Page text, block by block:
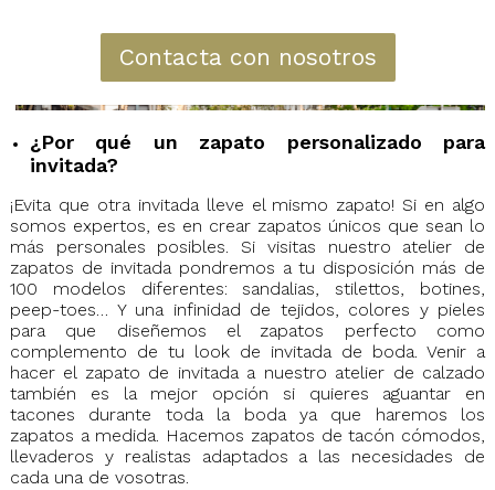
Contacta con nosotros
¿Por qué un zapato personalizado para
invitada?
¡Evita que otra invitada lleve el mismo zapato! Si en algo
somos expertos, es en crear zapatos únicos que sean lo
más personales posibles. Si visitas nuestro atelier de
zapatos de invitada pondremos a tu disposición más de
100 modelos diferentes: sandalias, stilettos, botines,
peep-toes… Y una infinidad de tejidos, colores y pieles
para que diseñemos el zapatos perfecto como
complemento de tu look de invitada de boda. Venir a
hacer el zapato de invitada a nuestro atelier de calzado
también es la mejor opción si quieres aguantar en
tacones durante toda la boda ya que haremos los
zapatos a medida. Hacemos zapatos de tacón cómodos,
llevaderos y realistas adaptados a las necesidades de
cada una de vosotras.